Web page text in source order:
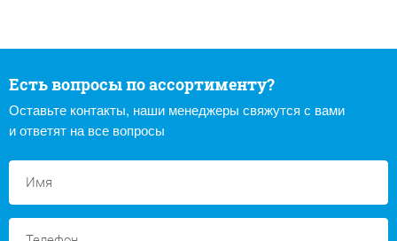
Есть вопросы по ассортименту?
Оставьте контакты, наши менеджеры свяжутся с вами
и ответят на все вопросы